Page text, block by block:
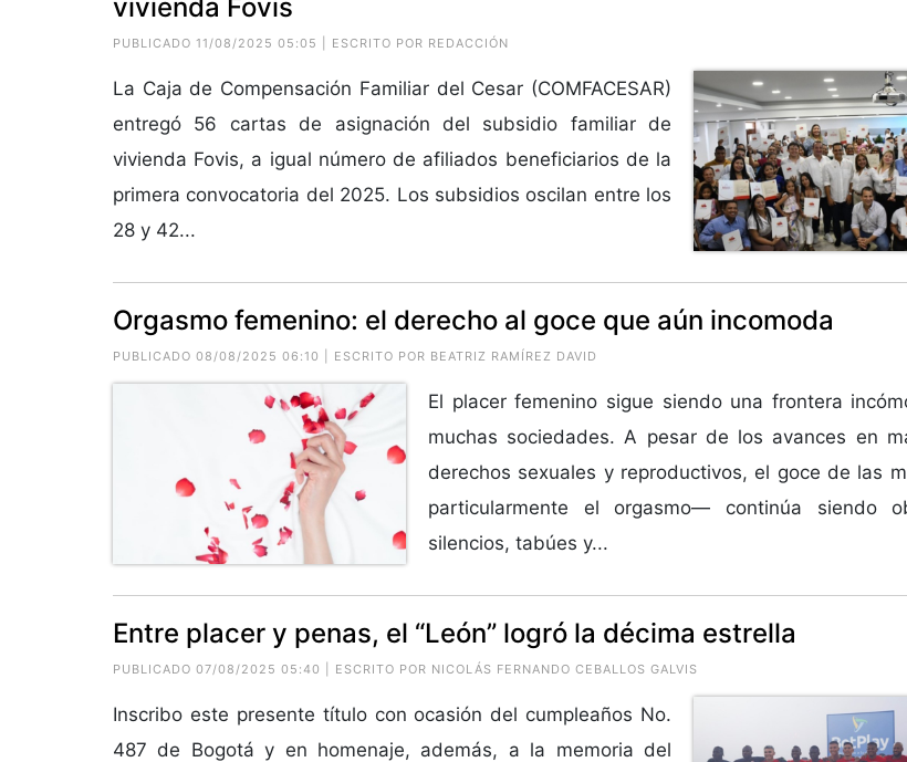
vivienda Fovis
PUBLICADO 11/08/2025 05:05 | ESCRITO POR REDACCIÓN
La Caja de Compensación Familiar del Cesar (COMFACESAR)
entregó 56 cartas de asignación del subsidio familiar de
vivienda Fovis, a igual número de afiliados beneficiarios de la
primera convocatoria del 2025. Los subsidios oscilan entre los
28 y 42...
Orgasmo femenino: el derecho al goce que aún incomoda
PUBLICADO 08/08/2025 06:10 | ESCRITO POR BEATRIZ RAMÍREZ DAVID
El placer femenino sigue siendo una frontera
muchas sociedades. A pesar de los avances en
derechos sexuales y reproductivos, el goce de las
particularmente el orgasmo— continúa siendo
silencios, tabúes y...
Entre placer y penas, el “León” logró la décima estrella
PUBLICADO 07/08/2025 05:40 | ESCRITO POR NICOLÁS FERNANDO CEBALLOS GALVIS
Inscribo este presente título con ocasión del cumpleaños No.
487 de Bogotá y en homenaje, además, a la memoria del